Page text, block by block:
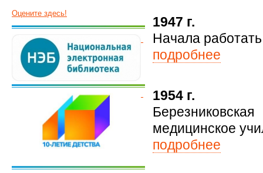
1947 г.
Начала
подробнее
1954 г.
медицинское
подробнее
Оцените здесь!